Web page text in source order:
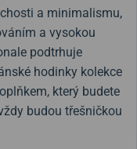
a minimalismu,
a vysokou
podtrhuje
hodinky kolekce
který budete
budou třešničkou